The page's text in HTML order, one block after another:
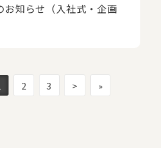
お知らせ（入社式・企画
2 3 > »